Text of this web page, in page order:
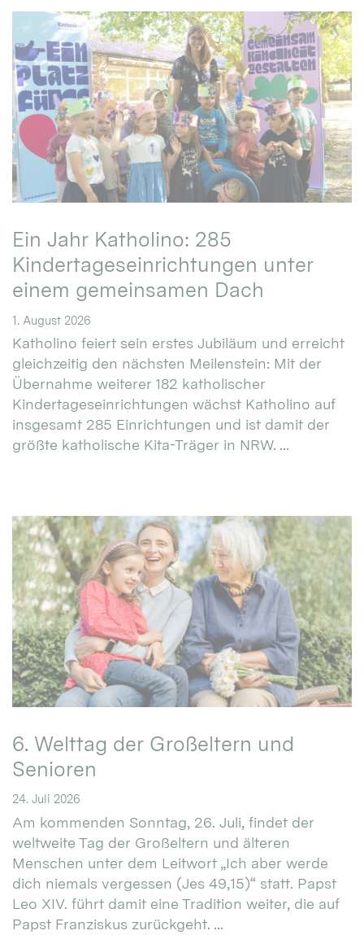
Ein Jahr Katholino: 285
Kindertageseinrichtungen unter
einem gemeinsamen Dach
1. August 2026
Katholino feiert sein erstes Jubiläum und erreicht
gleichzeitig den nächsten Meilenstein: Mit der
Übernahme weiterer 182 katholischer
Kindertageseinrichtungen wächst Katholino auf
insgesamt 285 Einrichtungen und ist damit der
größte katholische Kita-Träger in NRW. ...
6. Welttag der Großeltern und
Senioren
24. Juli 2026
Am kommenden Sonntag, 26. Juli, findet der
weltweite Tag der Großeltern und älteren
Menschen unter dem Leitwort „Ich aber werde
dich niemals vergessen (Jes 49,15)“ statt. Papst
Leo XIV. führt damit eine Tradition weiter, die auf
Papst Franziskus zurückgeht. ...